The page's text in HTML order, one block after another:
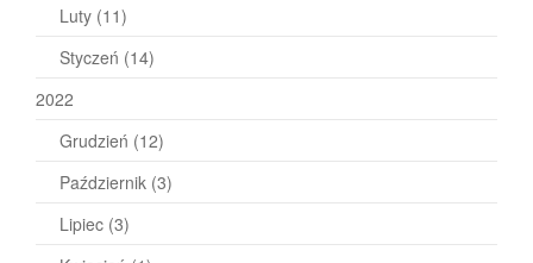
Luty (11)
Styczeń (14)
2022
Grudzień (12)
Październik (3)
Lipiec (3)